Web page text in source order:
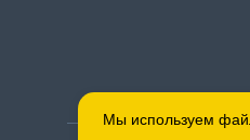
Мы используем